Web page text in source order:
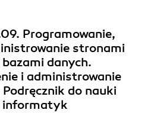
Programowanie,
stronami
danych.
i administrowanie
do nauki
informatyk